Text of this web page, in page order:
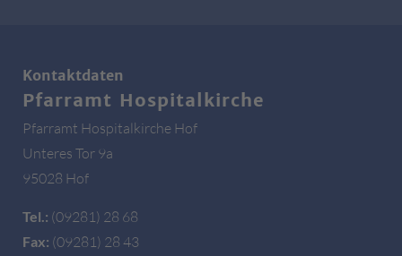
Kontaktdaten
Pfarramt Hospitalkirche
Pfarramt Hospitalkirche Hof
Unteres Tor 9a
95028 Hof
Tel.: (09281) 28 68
Fax: (09281) 28 43